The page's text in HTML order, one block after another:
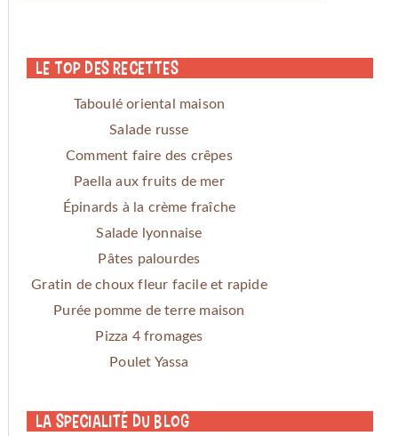
Le Top des Recettes
Taboulé oriental maison
Salade russe
Comment faire des crêpes
Paella aux fruits de mer
Épinards à la crème fraîche
Salade lyonnaise
Pâtes palourdes
Gratin de choux fleur facile et rapide
Purée pomme de terre maison
Pizza 4 fromages
Poulet Yassa
La specialité du blog